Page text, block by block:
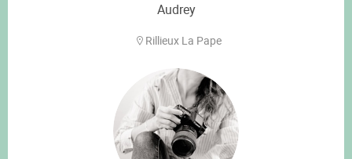
Audrey
Rillieux La Pape